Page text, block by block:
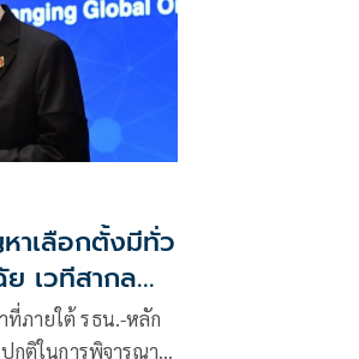
าเลือกตั้งมีทั่ว
เวทีสากล
ภายใต้ รธน.-หลัก